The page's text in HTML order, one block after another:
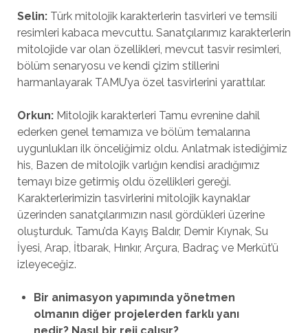
Selin:Türk mitolojik karakterlerin tasvirleri ve temsili
resimleri kabaca mevcuttu. Sanatçılarımız karakterlerin
mitolojide var olan özellikleri, mevcut tasvir resimleri,
bölüm senaryosu ve kendi çizim stillerini
harmanlayarak TAMU’ya özel tasvirlerini yarattılar.
Orkun:Mitolojik karakterleri Tamu evrenine dahil
ederken genel temamıza ve bölüm temalarına
uygunlukları ilk önceliğimiz oldu. Anlatmak istediğimiz
his, Bazen de mitolojik varlığın kendisi aradığımız
temayı bize getirmiş oldu özellikleri gereği.
Karakterlerimizin tasvirlerini mitolojik kaynaklar
üzerinden sanatçılarımızın nasıl gördükleri üzerine
oluşturduk. Tamu’da Kayış Baldır, Demir Kıynak, Su
İyesi, Arap, İtbarak, Hınkır, Arçura, Badraç ve Merküt’ü
izleyeceğiz.
Bir animasyon yapımında yönetmen
olmanın diğer projelerden farklı yanı